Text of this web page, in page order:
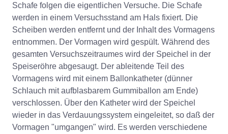
Schafe folgen die eigentlichen Versuche. Die Schafe
werden in einem Versuchsstand am Hals fixiert. Die
Scheiben werden entfernt und der Inhalt des Vormagens
entnommen. Der Vormagen wird gespült. Während des
gesamten Versuchszeitraumes wird der Speichel in der
Speiseröhre abgesaugt. Der ableitende Teil des
Vormagens wird mit einem Ballonkatheter (dünner
Schlauch mit aufblasbarem Gummiballon am Ende)
verschlossen. Über den Katheter wird der Speichel
wieder in das Verdauungssystem eingeleitet, so daß der
Vormagen "umgangen" wird. Es werden verschiedene